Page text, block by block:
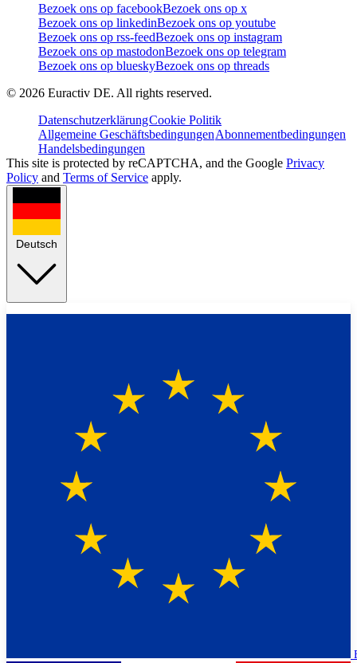
Bezoek ons op facebookBezoek ons op x
Bezoek ons op linkedinBezoek ons op youtube
Bezoek ons op rss-feedBezoek ons op instagram
Bezoek ons op mastodonBezoek ons op telegram
Bezoek ons op blueskyBezoek ons op threads
© 2026 Euractiv DE. All rights reserved.
DatenschutzerklärungCookie Politik
Allgemeine GeschäftsbedingungenAbonnementbedingungen
Handelsbedingungen
This site is protected by reCAPTCHA, and the Google Privacy
Policy and Terms of Service apply.
Deutsch